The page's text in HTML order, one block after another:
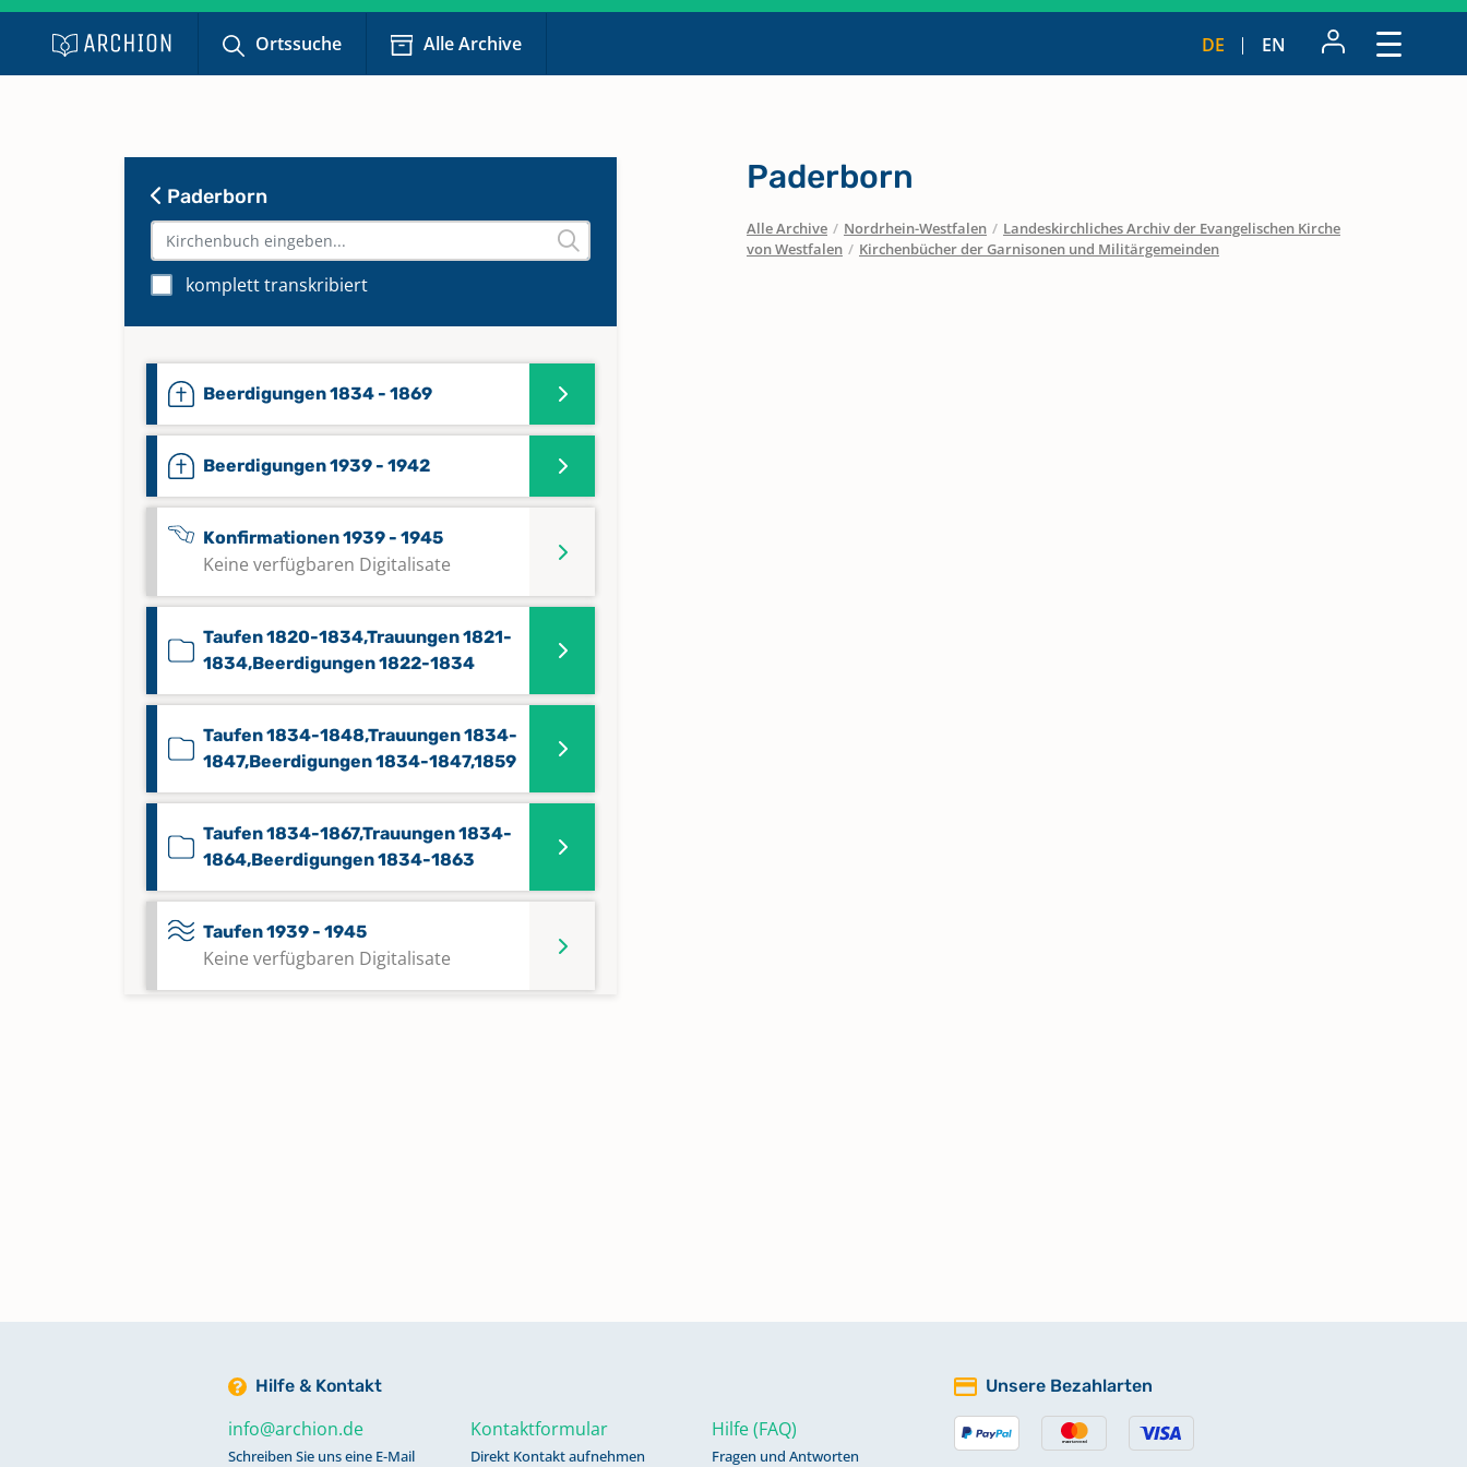
Ortssuche Alle Archive DE EN
Paderborn
komplett transkribiert
Beerdigungen 1834 - 1869
Beerdigungen 1939 - 1942
Konfirmationen 1939 - 1945
Keine verfügbaren Digitalisate
Taufen 1820-1834,Trauungen 1821-
1834,Beerdigungen 1822-1834
Taufen 1834-1848,Trauungen 1834-
1847,Beerdigungen 1834-1847,1859
Taufen 1834-1867,Trauungen 1834-
1864,Beerdigungen 1834-1863
Taufen 1939 - 1945
Keine verfügbaren Digitalisate
Trauungen 1939 - 1945
Paderborn
Alle Archive / Nordrhein-Westfalen / Landeskirchliches Archiv der Evangelischen Kirche
von Westfalen / Kirchenbücher der Garnisonen und Militärgemeinden
Hilfe & Kontakt
info@archion.de
Schreiben Sie uns eine E-Mail
Kontaktformular
Direkt Kontakt aufnehmen
Hilfe (FAQ)
Fragen und Antworten
Unsere Bezahlarten